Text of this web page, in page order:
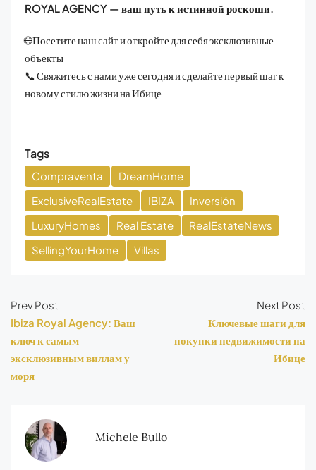
ROYAL AGENCY — ваш путь к истинной роскоши.
🌐 Посетите наш сайт и откройте для себя эксклюзивные
объекты
📞 Свяжитесь с нами уже сегодня и сделайте первый шаг к
новому стилю жизни на Ибице
Tags
Compraventa
DreamHome
ExclusiveRealEstate
IBIZA
Inversión
LuxuryHomes
Real Estate
RealEstateNews
SellingYourHome
Villas
Prev Post
Ibiza Royal Agency: Ваш
ключ к самым
эксклюзивным виллам у
моря
Next Post
Ключевые шаги для
покупки недвижимости на
Ибице
Michele Bullo